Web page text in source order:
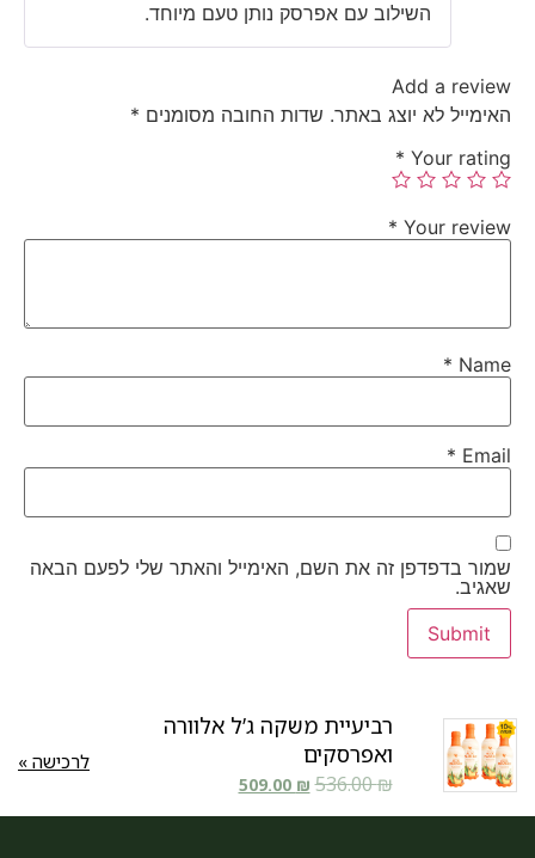
השילוב עם אפרסק נותן טעם מיוחד.
Add a review
האימייל לא יוצג באתר. שדות החובה מסומנים *
Your rating
*
Your review
*
Name
*
Email
*
שמור בדפדפן זה את השם, האימייל והאתר שלי לפעם הבאה
שאגיב.
רביעיית משקה ג’ל אלוורה
ואפרסקים
536.00₪
509.00 ₪
לרכישה »